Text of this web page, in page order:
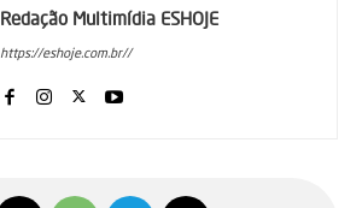
Redação Multimídia ESHOJE
https://eshoje.com.br//